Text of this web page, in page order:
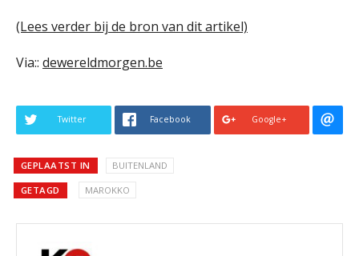
(Lees verder bij de bron van dit artikel)
Via:: dewereldmorgen.be
Twitter Facebook Google+
GEPLAATST IN BUITENLAND
GETAGD MAROKKO